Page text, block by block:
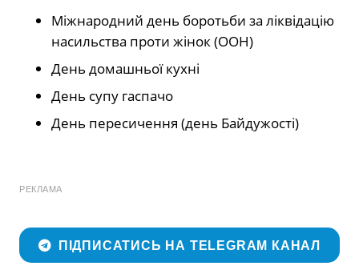
Міжнародний день боротьби за ліквідацію
насильства проти жінок (ООН)
День домашньої кухні
День супу гаспачо
День пересичення (день Байдужості)
РЕКЛАМА
ПІДПИСАТИСЬ НА TELEGRAM КАНАЛ